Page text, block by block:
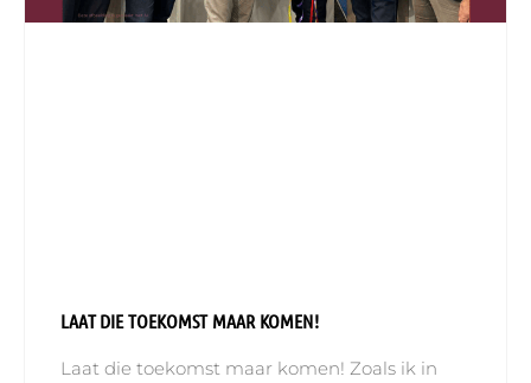
LAAT DIE TOEKOMST MAAR KOMEN!
Laat die toekomst maar komen! Zoals ik in